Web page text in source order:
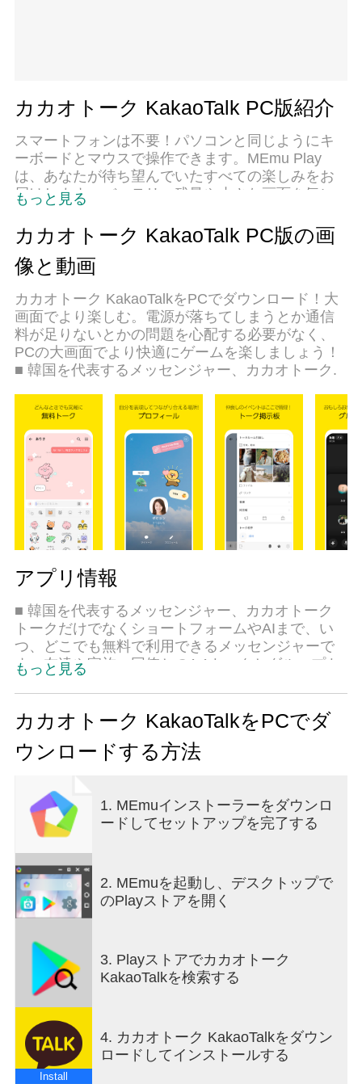
カカオトーク KakaoTalk PC版紹介
スマートフォンは不要！パソコンと同じようにキ
ーボードとマウスで操作できます。MEmu Play
は、あなたが待ち望んでいたすべての楽しみをお
届けします。バッテリー残量や小さな画面を気に
ださい。最新のMEmu 9は、カカオトーク
KakaoTalkをPCで体験するのに最適です！完璧な
キーマッピングシステムにより、PCのようなスム
機能により、複数のアプリケーションを同時に実
行できます。独自の仮想化エンジンがPCのパフォ
ーマンスを最大限に引き出します。アプリを使用
するだけでなく、高品質な体験を得ることができ
ます。
もっと見る
カカオトーク KakaoTalk PC版の画
像と動画
カカオトーク KakaoTalkをPCでダウンロード！大
画面でより楽しむ。電源が落ちてしまうとか通信
料が足りないとかの問題を心配する必要がなく、
PCの大画面でより快適にゲームを楽しましょう！
■ 韓国を代表するメッセンジャー、カカオトーク.
アプリ情報
■ 韓国を代表するメッセンジャー、カカオトーク
トークだけでなくショートフォームやAIまで、い
つ、どこでも無料で利用できるメッセンジャーで
す。友達や家族、同僚との1:1トークとグループト
しょう。画像・動画・ファイルも簡単にやりとり
できます。
トークルームをフォルダー別に整理し、送ったメ
ッセージを修正・削除できる便利な機能がありま
す。コメント機能を使って、一つのテーマにまと
めてトークを続けることもできます。
■ 画面共有ができる音声通話・ビデオ通話
最大10名までのグループで音声通話・ビデオ通話
ができます。通話中にビデオ通話に切り替えた
面エフェクトでもっと楽しい通話をしましょう。
■ リアルタイムトレンドをまとめて見ることができ
トークルームに入らなくても、オープントークコ
ミュニティでリアルタイムトレンドを見ることが
できます。好きなテーマを選んで、すぐトークに
参加しましょう。
もっと見る
カカオトーク KakaoTalkをPCでダ
ウンロードする方法
1. MEmuインストーラーをダウンロ
ードしてセットアップを完了する
2. MEmuを起動し、デスクトップで
のPlayストアを開く
3. Playストアでカカオトーク
KakaoTalkを検索する
Install
4. カカオトーク KakaoTalkをダウン
ロードしてインストールする